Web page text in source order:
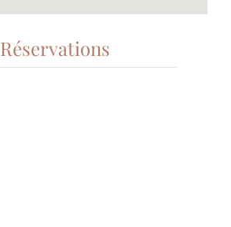
Réservations